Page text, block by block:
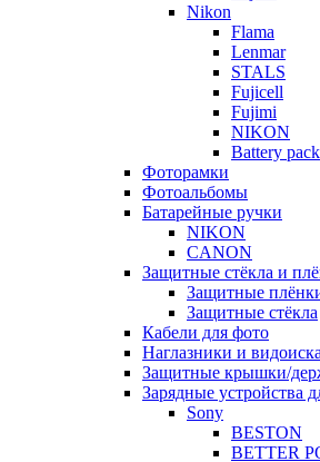
Nikon
Flama
Lenmar
STALS
Fujicell
Fujimi
NIKON
Battery pack
Фоторамки
Фотоальбомы
Батарейные ручки
NIKON
CANON
Защитные стёкла и
Защитные
Защитные стёкла
Кабели для фото
Наглазники и
Защитные крышки/
Зарядные устройства
Sony
BESTON
BETTER